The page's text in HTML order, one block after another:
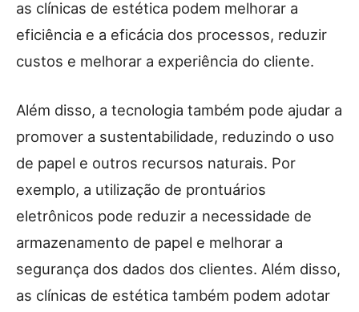
as clínicas de estética podem melhorar a
eficiência e a eficácia dos processos, reduzir
custos e melhorar a experiência do cliente.
Além disso, a tecnologia também pode ajudar a
promover a sustentabilidade, reduzindo o uso
de papel e outros recursos naturais. Por
exemplo, a utilização de prontuários
eletrônicos pode reduzir a necessidade de
armazenamento de papel e melhorar a
segurança dos dados dos clientes. Além disso,
as clínicas de estética também podem adotar